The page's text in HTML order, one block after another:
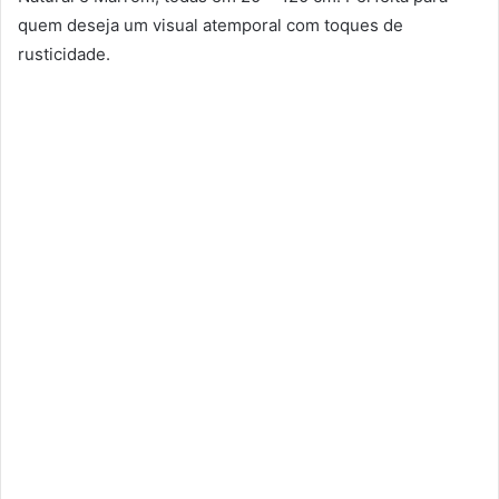
quem deseja um visual atemporal com toques de
rusticidade.